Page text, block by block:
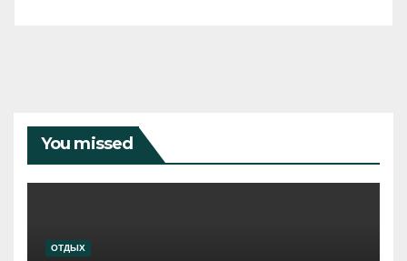
You missed
ОТДЫХ